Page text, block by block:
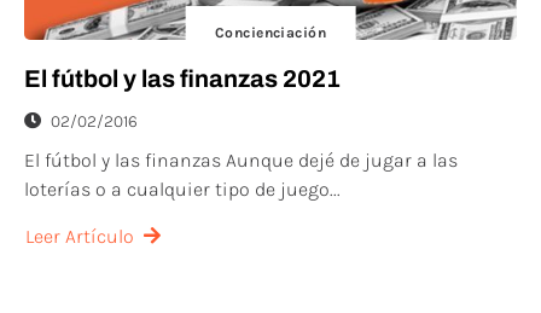
Concienciación
El fútbol y las finanzas 2021
02/02/2016
El fútbol y las finanzas Aunque dejé de jugar a las
loterías o a cualquier tipo de juego...
Leer Artículo